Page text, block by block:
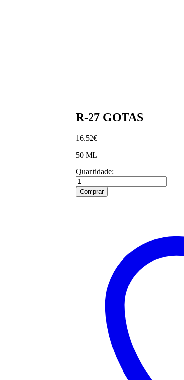
R-27 GOTAS
16.52€
50 ML
Quantidade:
Quantidade
de
R-
Comprar